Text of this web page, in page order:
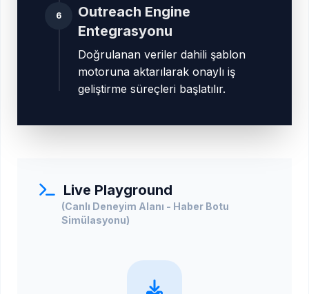
6
Outreach Engine
Entegrasyonu
Doğrulanan veriler dahili şablon
motoruna aktarılarak onaylı iş
geliştirme süreçleri başlatılır.
Live Playground
(Canlı Deneyim Alanı - Haber Botu
Simülasyonu)